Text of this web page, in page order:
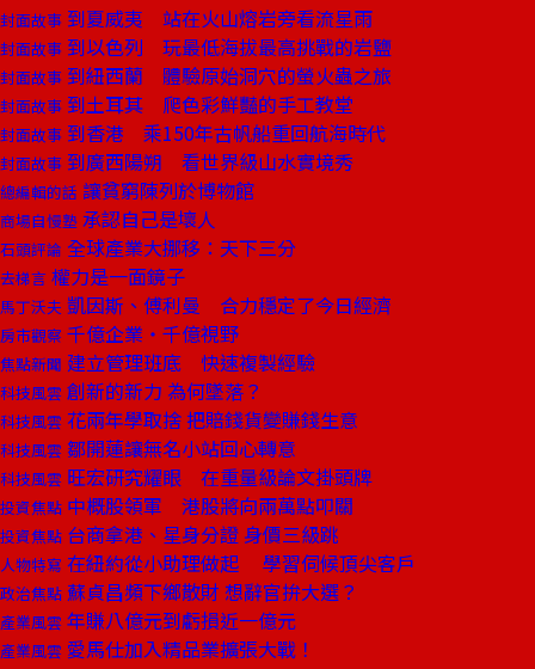
封面故事 到夏威夷 站在火山熔岩旁看流星雨
封面故事 到以色列 玩最低海拔最高挑戰的岩鹽
封面故事 到紐西蘭 體驗原始洞穴的螢火蟲之旅
封面故事 到土耳其 爬色彩鮮豔的手工教堂
封面故事 到香港 乘150年古帆船重回航海時代
封面故事 到廣西陽朔 看世界級山水實境秀
總編輯的話 讓貧窮陳列於博物館
商場自慢塾 承認自己是壞人
石頭評論 全球產業大挪移：天下三分
去梯言 權力是一面鏡子
馬丁沃夫 凱因斯、傅利曼 合力穩定了今日經濟
房市觀察 千億企業‧千億視野
焦點新聞 建立管理班底 快速複製經驗
科技風雲 創新的新力 為何墜落？
科技風雲 花兩年學取捨 把賠錢貨變賺錢生意
科技風雲 鄒開蓮讓無名小站回心轉意
科技風雲 旺宏研究耀眼 在重量級論文掛頭牌
投資焦點 中概股領軍 港股將向兩萬點叩關
投資焦點 台商拿港、星身分證 身價三級跳
人物特寫 在紐約從小助理做起 學習伺候頂尖客戶
政治焦點 蘇貞昌頻下鄉散財 想辭官拚大選？
產業風雲 年賺八億元到虧損近一億元
產業風雲 愛馬仕加入精品業擴張大戰！